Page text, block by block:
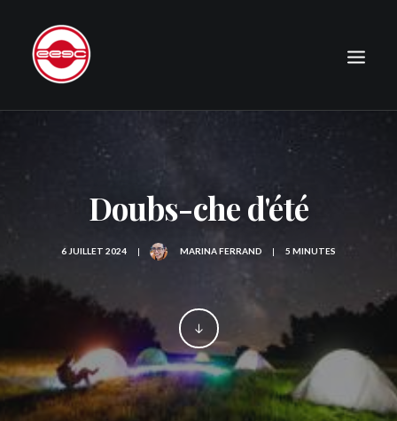
CONTACT
Doubs-che d'été
6 JUILLET 2024 | MARINA FERRAND | 5 MINUTES